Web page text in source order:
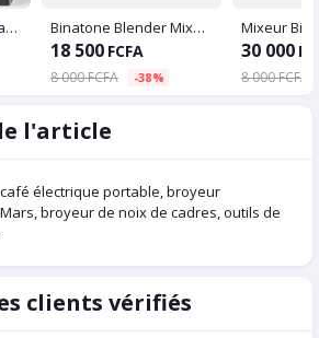
Moulinex 4500w, mélangeur multifonctionnel professionnel, robot culinaire Binatone Blender Mixeur Moulin 350 W - 1.5 Litres
18 500 FCFA
8 000 FCFA -38%
30 000
8 000 FCFA
l'article
électrique portable, broyeur
broyeur de noix de cadres, outils de
clients vérifiés